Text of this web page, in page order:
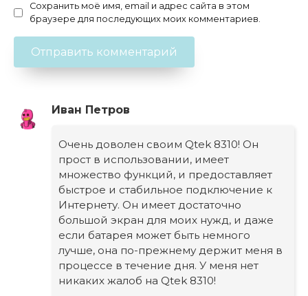
Сохранить моё имя, email и адрес сайта в этом
браузере для последующих моих комментариев.
Иван Петров
Очень доволен своим Qtek 8310! Он
прост в использовании, имеет
множество функций, и предоставляет
быстрое и стабильное подключение к
Интернету. Он имеет достаточно
большой экран для моих нужд, и даже
если батарея может быть немного
лучше, она по-прежнему держит меня в
процессе в течение дня. У меня нет
никаких жалоб на Qtek 8310!